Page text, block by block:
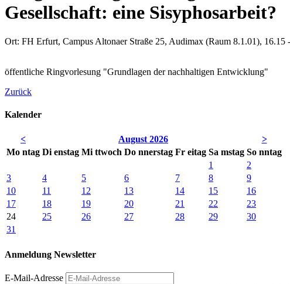
Gesellschaft: eine Sisyphosarbeit?
Ort: FH Erfurt, Campus Altonaer Straße 25, Audimax (Raum 8.1.01), 16.15
öffentliche Ringvorlesung "Grundlagen der nachhaltigen Entwicklung"
Zurück
Kalender
< August 2026
>
Mo ntag Dienstag Mittwoch Do nnerstag Fr eitag Sa mstag So nntag
1
2
3
4 5 6 7 8
9
10
11 12 13 14 15
16
17
18 19 20 21 22
23
24
25 26 27 28 29
30
31
Anmeldung Newsletter
E-Mail-Adresse